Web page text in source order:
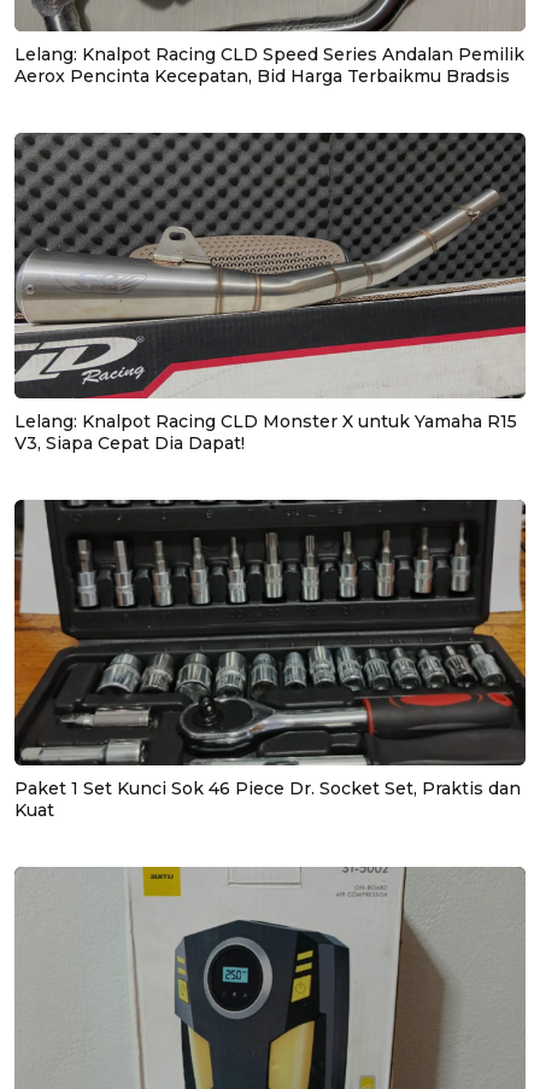
Lelang: Knalpot Racing CLD Speed Series Andalan Pemilik
Aerox Pencinta Kecepatan, Bid Harga Terbaikmu Bradsis
Lelang: Knalpot Racing CLD Monster X untuk Yamaha R15
V3, Siapa Cepat Dia Dapat!
Paket 1 Set Kunci Sok 46 Piece Dr. Socket Set, Praktis dan
Kuat